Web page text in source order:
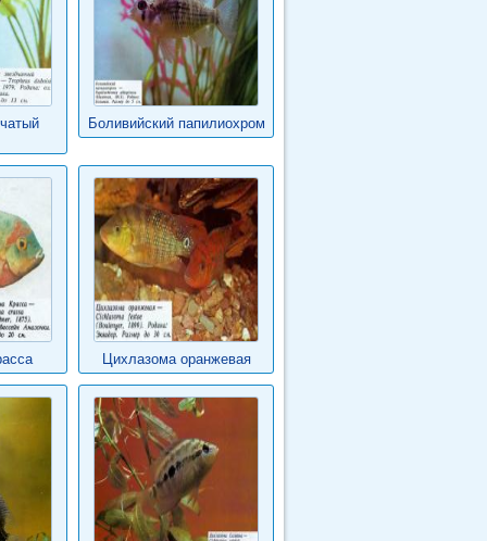
Боливийский папилиохром
Цихлазома оранжевая